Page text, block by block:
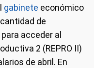
gabinete económico
de
acceder al
2 (REPRO II)
de abril. En